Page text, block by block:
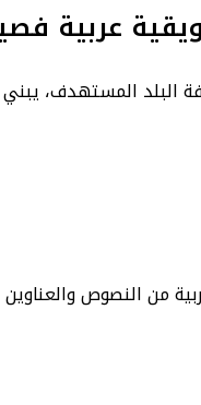
عربية
المستهدف، يبني
من النصوص والعناوين